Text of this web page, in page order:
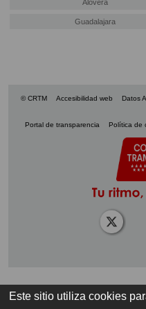
Este sitio utiliza cookies
Alovera
Guadalajara
© CRTM Accesibilidad web Datos
Portal de transparencia Política de